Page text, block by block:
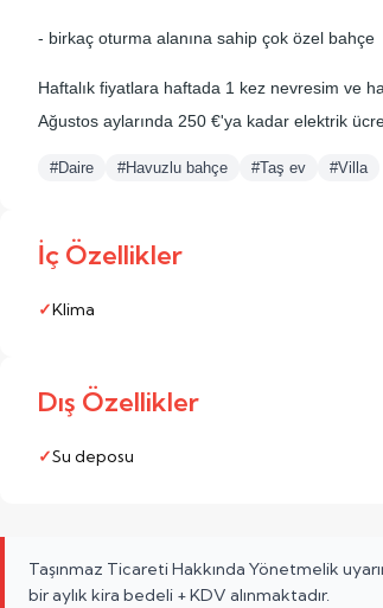
- birkaç oturma alanına sahip çok özel bahçe
Haftalık fiyatlara haftada 1 kez nevresim ve
Ağustos aylarında 250 €'ya kadar elektrik
#Daire #Havuzlu bahçe #Taş ev #Villa
İç Özellikler
Klima
Dış Özellikler
Su deposu
Taşınmaz Ticareti Hakkında Yönetmelik
bir aylık kira bedeli + KDV alınmaktadır.